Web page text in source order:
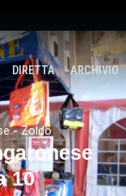
DIRETTA ARCHIVIO
- Zoldo
10